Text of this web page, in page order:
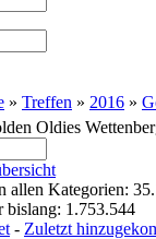
» Treffen » 2016 »
Oldies
allen Kategorien:
1.753.544
- Zuletzt